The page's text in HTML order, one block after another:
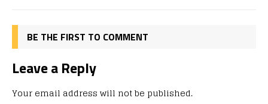
BE THE FIRST TO COMMENT
Leave a Reply
Your email address will not be published.